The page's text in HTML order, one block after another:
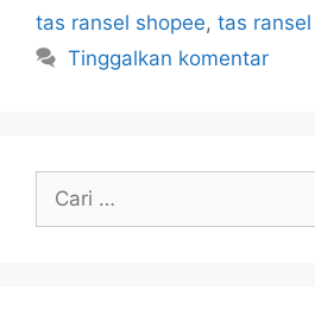
tas ransel shopee, tas
Tinggalkan komentar
untuk: